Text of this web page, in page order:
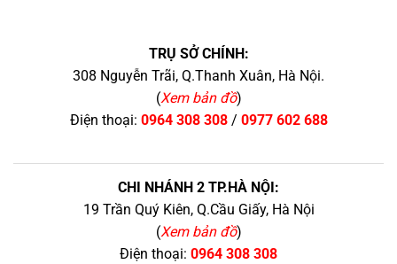
TRỤ SỞ CHÍNH:
308 Nguyễn Trãi, Q.Thanh Xuân, Hà Nội.
(Xem bản đồ)
Điện thoại: 0964 308 308/ 0977 602 688
CHI NHÁNH 2 TP.HÀ NỘI:
19 Trần Quý Kiên, Q.Cầu Giấy, Hà Nội
(Xem bản đồ)
Điện thoại: 0964 308 308